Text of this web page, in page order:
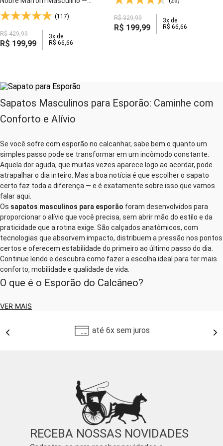
Palmilha Couro Anti-Impacto e
Velcro Ajustável - 5305
(117)
R$ 429,99
R$ 199,99
3x de
R$ 66,66
R$ 329,99
R$ 199,99
3x de
R$ 66,66
Sapatos Masculinos para Esporão: Caminhe com
Conforto e Alívio
Se você sofre com esporão no calcanhar, sabe bem o quanto um
simples passo pode se transformar em um incômodo constante.
Aquela dor aguda, que muitas vezes aparece logo ao acordar, pode
atrapalhar o dia inteiro. Mas a boa notícia é que escolher o sapato
certo faz toda a diferença — e é exatamente sobre isso que vamos
falar aqui.
Os sapatos masculinos para esporão foram desenvolvidos para
proporcionar o alívio que você precisa, sem abrir mão do estilo e da
praticidade que a rotina exige. São calçados anatômicos, com
tecnologias que absorvem impacto, distribuem a pressão nos pontos
certos e oferecem estabilidade do primeiro ao último passo do dia.
Continue lendo e descubra como fazer a escolha ideal para ter mais
conforto, mobilidade e qualidade de vida.
O que é o Esporão do Calcâneo?
O esporão é uma calcificação óssea que se forma na parte inferior do
microtraumas repetitivos na região, muito comuns em pessoas que
sapato errado pode piorar — e muito — a situação.
O Sapato Certo é Parte do Tratamento
Usar um calçado adequado é uma das primeiras recomendações
médicas para quem sofre com esporão. O objetivo é simples:
minimizar o impacto ao caminhar, evitar o agravamento da
VER MAIS
até 6x sem juros
RECEBA NOSSAS NOVIDADES